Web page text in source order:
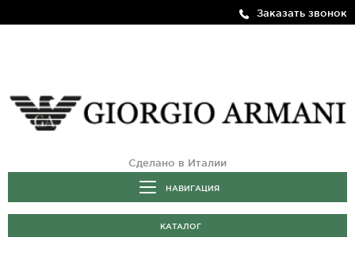
Заказать звонок
Сделано в Италии
НАВИГАЦИЯ
КАТАЛОГ